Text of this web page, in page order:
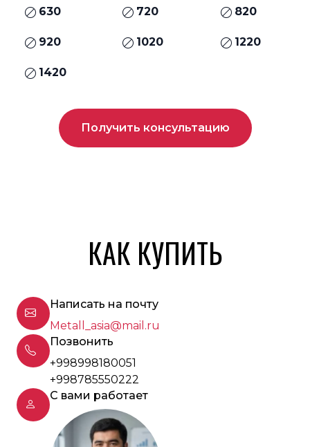
630 720 820
920 1020 1220
1420
Получить консультацию
КАК КУПИТЬ
Написать на почту
Metall_asia@mail.ru
Позвонить
+998998180051
+998785550222
С вами работает